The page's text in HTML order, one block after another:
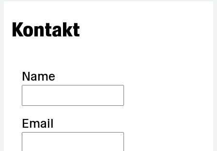
Kontakt
Name
Email